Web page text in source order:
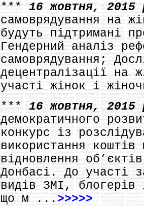
***16 жовтня,
самоврядування на
будуть підтримані
Гендерний аналіз
самоврядування;
децентралізації на
участі жінок і
***16 жовтня,
демократичного
конкурс із
використання
відновлення
Донбасі. До участі
видів ЗМІ, блогерів
що м ...>>>>>